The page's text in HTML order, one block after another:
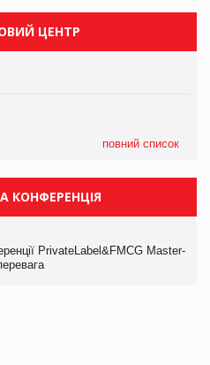
ЦЕНТР
повний список
КОНФЕРЕНЦІЯ
PrivateLabel&FMCG Master-